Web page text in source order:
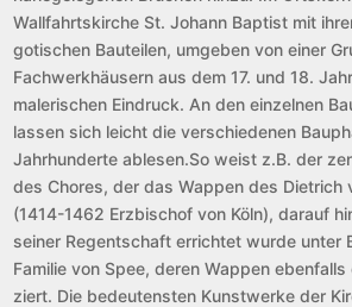
Wallfahrtskirche St. Johann Baptist mit
gotischen Bauteilen, umgeben von einer
Fachwerkhäusern aus dem 17. und 18.
malerischen Eindruck. An den einzelnen
lassen sich leicht die verschiedenen
Jahrhunderte ablesen.So weist z.B. der
des Chores, der das Wappen des Dietrich
(1414-1462 Erzbischof von Köln), darauf
seiner Regentschaft errichtet wurde unter
Familie von Spee, deren Wappen
ziert. Die bedeutensten Kunstwerke der